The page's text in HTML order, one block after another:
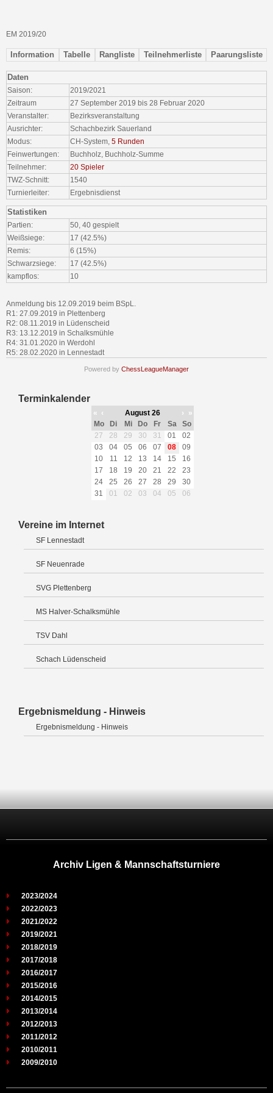
EM 2019/20
Information Tabelle Rangliste Teilnehmerliste Paarungsliste
Daten
Saison:
2019/2021
Zeitraum
27 September 2019 bis 28 Februar 2020
Veranstalter:
Bezirksveranstaltung
Ausrichter:
Schachbezirk Sauerland
Modus:
CH-System,5 Runden
Feinwertungen:
Buchholz, Buchholz-Summe
Teilnehmer:
20 Spieler
TWZ-Schnitt:
1540
Turnierleiter:
Ergebnisdienst
Statistiken
Partien:
50, 40 gespielt
Weißsiege:
17 (42.5%)
Remis:
6 (15%)
Schwarzsiege:
17 (42.5%)
kampflos:
10
Anmeldung bis 12.09.2019 beim BSpL.
R1: 27.09.2019 in Plettenberg
R2: 08.11.2019 in Lüdenscheid
R3: 13.12.2019 in Schalksmühle
R4: 31.01.2020 in Werdohl
R5: 28.02.2020 in Lennestadt
Powered by ChessLeagueManager
Terminkalender
« ‹ August 26 ›
»
Mo
Di Mi Do Fr Sa
So
27
28 29 30 31 01
02
03
04 05 06 07 08
09
10
11 12 13 14 15
16
17
18 19 20 21 22
23
24
25 26 27 28 29
30
31
01 02 03 04 05 06
Vereine im Internet
SF Lennestadt
SF Neuenrade
SVG Plettenberg
MS Halver-Schalksmühle
TSV Dahl
Schach Lüdenscheid
Ergebnismeldung - Hinweis
Ergebnismeldung - Hinweis
Archiv Ligen & Mannschaftsturniere
2023/2024
2022/2023
2021/2022
2019/2021
2018/2019
2017/2018
2016/2017
2015/2016
2014/2015
2013/2014
2012/2013
2011/2012
2010/2011
2009/2010